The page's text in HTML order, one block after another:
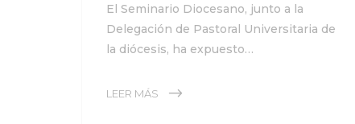
El Seminario Diocesano, junto a la
Delegación de Pastoral Universitaria de
la diócesis, ha expuesto…
LEER MÁS